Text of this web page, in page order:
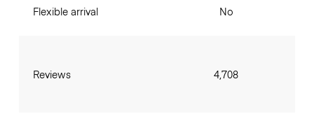
Flexible arrival
Reviews
No
4,708